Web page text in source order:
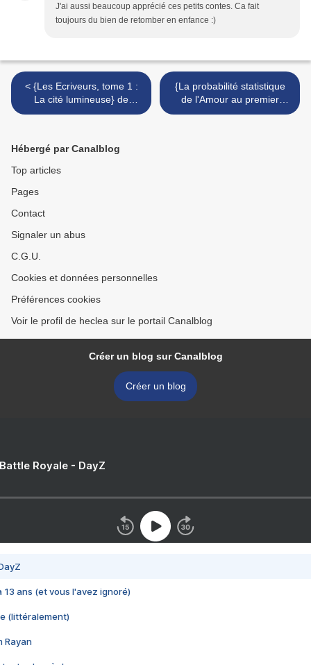
J'ai aussi beaucoup apprécié ces petits contes. Ca fait
toujours du bien de retomber en enfance :)
< {Les Ecriveurs, tome 1 :
La cité lumineuse} de
Frédéric Mars
{La probabilité statistique
de l'Amour au premier
regard} de Jennifer E.
Hébergé par Canalblog
Top articles
Pages
Contact
Signaler un abus
C.G.U.
Cookies et données personnelles
Préférences cookies
Voir le profil de heclea sur le portail Canalblog
Créer un blog sur Canalblog
Créer un blog
Royale - DayZ
13 ans (et vous l'avez ignoré)
(littéralement)
Rayan